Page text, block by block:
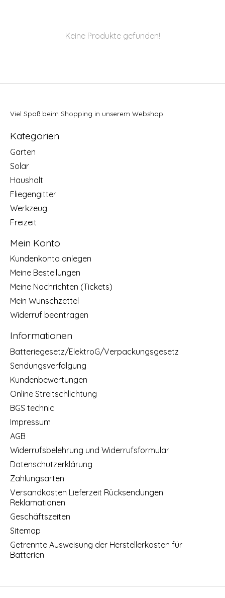
Keine Produkte gefunden!
Viel Spaß beim Shopping in unserem Webshop
Kategorien
Garten
Solar
Haushalt
Fliegengitter
Werkzeug
Freizeit
Mein Konto
Kundenkonto anlegen
Meine Bestellungen
Meine Nachrichten (Tickets)
Mein Wunschzettel
Widerruf beantragen
Informationen
Batteriegesetz/ElektroG/Verpackungsgesetz
Sendungsverfolgung
Kundenbewertungen
Online Streitschlichtung
BGS technic
Impressum
AGB
Widerrufsbelehrung und Widerrufsformular
Datenschutzerklärung
Zahlungsarten
Versandkosten Lieferzeit Rücksendungen
Reklamationen
Geschäftszeiten
Sitemap
Getrennte Ausweisung der Herstellerkosten für
Batterien